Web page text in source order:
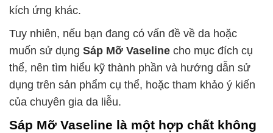
kích ứng khác.
Tuy nhiên, nếu bạn đang có vấn đề về da hoặc
muốn sử dụng Sáp Mỡ Vaseline cho mục đích cụ
thể, nên tìm hiểu kỹ thành phần và hướng dẫn sử
dụng trên sản phẩm cụ thể, hoặc tham khảo ý kiến
của chuyên gia da liễu.
Sáp Mỡ Vaseline là một hợp chất không